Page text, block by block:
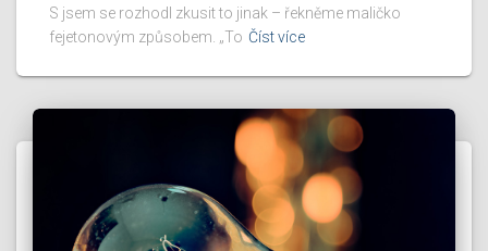
S jsem se rozhodl zkusit to jinak – řekněme maličko
fejetonovým způsobem. „To Číst více